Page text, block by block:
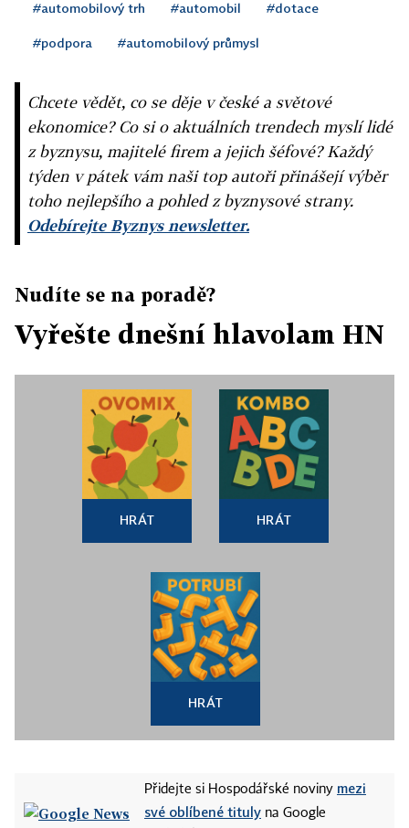
#automobilový trh #automobil #dotace
#podpora #automobilový průmysl
Chcete vědět, co se děje v české a světové
ekonomice? Co si o aktuálních trendech myslí lidé
z byznysu, majitelé firem a jejich šéfové? Každý
týden v pátek vám naši top autoři přinášejí výběr
toho nejlepšího a pohled z byznysové strany.
Odebírejte Byznys newsletter.
Nudíte se na poradě?
Vyřešte dnešní hlavolam HN
HRÁT HRÁT
HRÁT
Přidejte si Hospodářské noviny mezi
své oblíbené tituly na Google